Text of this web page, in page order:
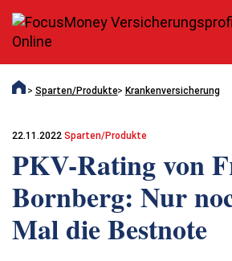
Sparten/Produkte Krankenversicherung
22.11.2022 Sparten/Produkte
PKV-Rating von
Bornberg: Nur
Mal die Bestnote